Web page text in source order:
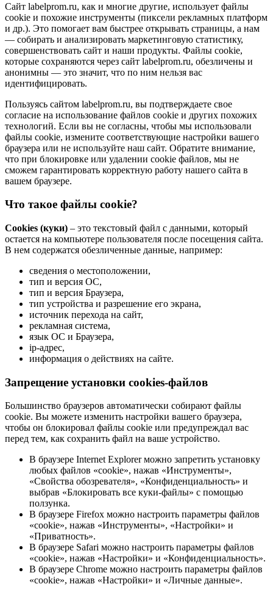
Сайт labelprom.ru, как и многие другие, использует файлы
cookie и похожие инструменты (пиксели рекламных платформ
и др.). Это помогает вам быстрее открывать страницы, а нам
— собирать и анализировать маркетинговую статистику,
совершенствовать сайт и наши продукты. Файлы сookie,
которые сохраняются через сайт labelprom.ru, обезличены и
анонимны — это значит, что по ним нельзя вас
идентифицировать.
Пользуясь сайтом labelprom.ru, вы подтверждаете свое
согласие на использование файлов cookie и других похожих
технологий. Если вы не согласны, чтобы мы использовали
файлы cookie, измените соответствующие настройки вашего
браузера или не используйте наш сайт. Обратите внимание,
что при блокировке или удалении cookie файлов, мы не
сможем гарантировать корректную работу нашего сайта в
вашем браузере.
Что такое файлы cookie?
Cookies (куки) – это текстовый файл с данными, который
остается на компьютере пользователя после посещения сайта.
В нем содержатся обезличенные данные, например:
сведения о местоположении,
тип и версия ОС,
тип и версия Браузера,
тип устройства и разрешение его экрана,
источник перехода на сайт,
рекламная система,
язык ОС и Браузера,
ip-адрес,
информация о действиях на сайте.
Запрещение установки cookies-файлов
Большинство браузеров автоматически собирают файлы
cookie. Вы можете изменить настройки вашего браузера,
чтобы он блокировал файлы cookie или предупреждал вас
перед тем, как сохранить файл на ваше устройство.
В браузере Internet Explorer можно запретить установку
любых файлов «cookie», нажав «Инструменты»,
«Свойства обозревателя», «Конфиденциальность» и
выбрав «Блокировать все куки-файлы» с помощью
ползунка.
В браузере Firefox можно настроить параметры файлов
«cookie», нажав «Инструменты», «Настройки» и
«Приватность».
В браузере Safari можно настроить параметры файлов
«cookie», нажав «Настройки» и «Конфиденциальность».
В браузере Chrome можно настроить параметры файлов
«cookie», нажав «Настройки» и «Личные данные».